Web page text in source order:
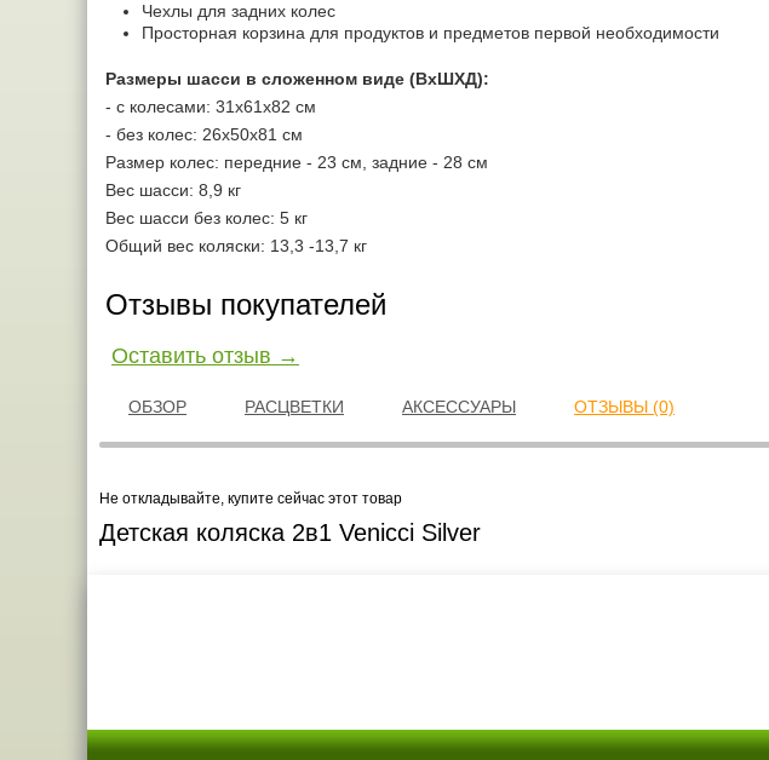
Чехлы для задних колес
Просторная корзина для продуктов и предметов первой необходимости
Размеры шасси в сложенном виде (ВхШХД):
- с колесами: 31х61х82 см
- без колес: 26х50х81 см
Размер колес: передние - 23 см, задние - 28 см
Вес шасси: 8,9 кг
Вес шасси без колес: 5 кг
Общий вес коляски: 13,3 -13,7 кг
Отзывы покупателей
Оставить отзыв →
ОБЗОР РАСЦВЕТКИ АКСЕССУАРЫ ОТЗЫВЫ (0)
Не откладывайте, купите сейчас этот товар
Детская коляска 2в1 Venicci Silver